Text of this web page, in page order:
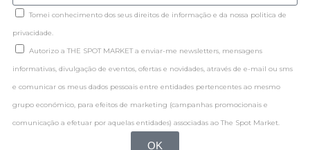
Tomei conhecimento dos seus direitos de informação e da nossa politica de
privacidade.
Autorizo a THE SPOT MARKET a enviar-me newsletters, mensagens
informativas, divulgação de eventos, ofertas e novidades, através de e-mail ou sms
e comunicar os meus dados pessoais entre entidades pertencentes ao mesmo
grupo económico, para efeitos de marketing (campanhas promocionais e
comunicação a efetuar por aquelas entidades) associadas ao The Spot Market.
OK